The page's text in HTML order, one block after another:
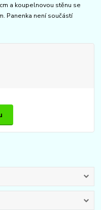
a koupelnovou stěnu se
Panenka není součástí